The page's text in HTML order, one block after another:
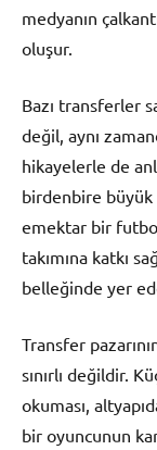
medyanın
oluşur.
Bazı transferler
değil, aynı
hikayelerle de
birdenbire
emektar bir
takımına katkı
belleğinde yer
Transfer
sınırlı değildir.
okuması,
bir oyuncunun